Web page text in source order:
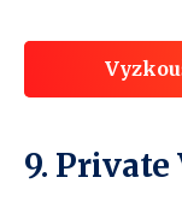
9. Private